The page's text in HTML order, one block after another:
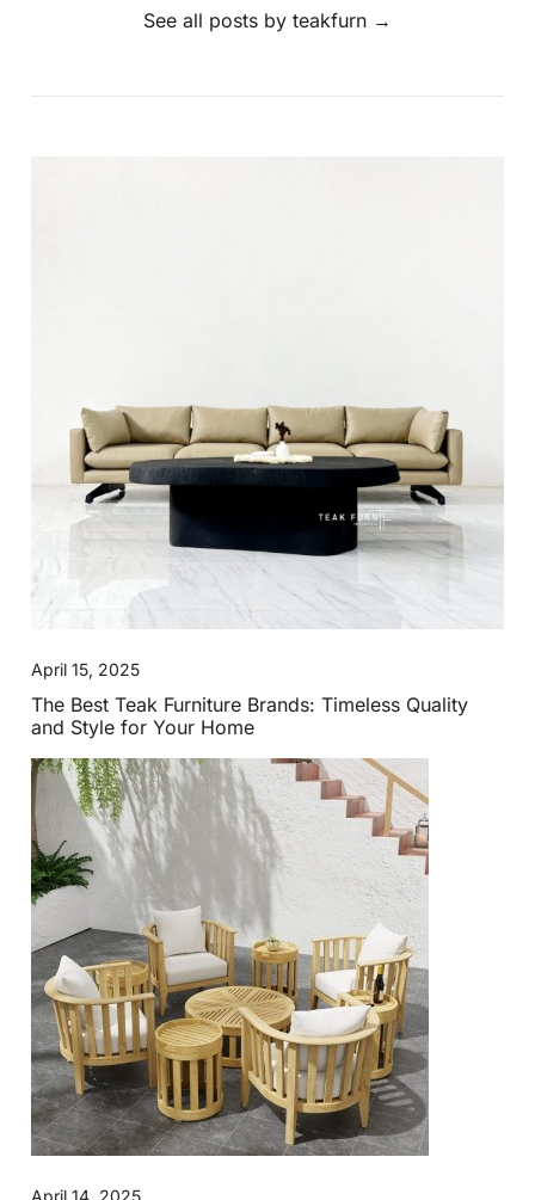
See all posts by teakfurn →
April 15, 2025
The Best Teak Furniture Brands: Timeless Quality
and Style for Your Home
April 14, 2025